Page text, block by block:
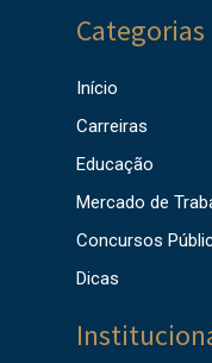
Categorias
Início
Carreiras
Educação
Mercado de
Concursos
Dicas